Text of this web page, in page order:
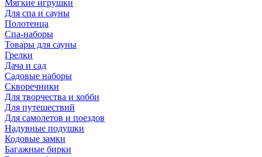
Мягкие игрушки
Для спа и сауны
Полотенца
Спа-наборы
Товары для сауны
Грелки
Дача и сад
Садовые наборы
Скворечники
Для творчества и хобби
Для путешествий
Для самолетов и поездов
Надувные подушки
Кодовые замки
Багажные бирки